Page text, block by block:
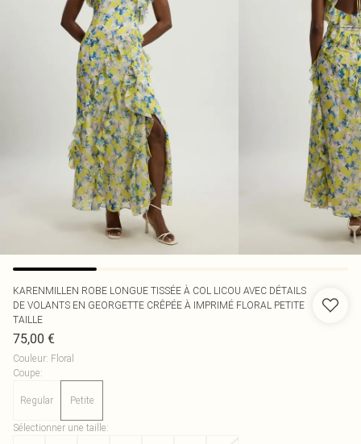
KARENMILLEN ROBE LONGUE TISSÉE À COL LICOU AVEC DÉTAILS
DE VOLANTS EN GEORGETTE CRÊPÉE À IMPRIMÉ FLORAL PETITE
TAILLE
75,00 €
Couleur: Floral
Coupe:
Regular Petite
Sélectionner une taille: